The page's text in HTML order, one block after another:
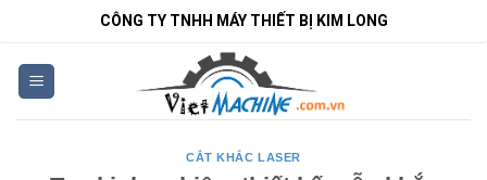
nội
dung
CÔNG TY TNHH MÁY THIẾT BỊ KIM LONG
CẮT KHẮC LASER